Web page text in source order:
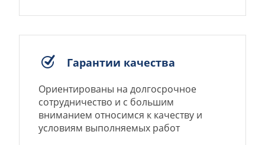
Гарантии качества
Ориентированы на долгосрочное
сотрудничество и с большим
вниманием относимся к качеству и
условиям выполняемых работ